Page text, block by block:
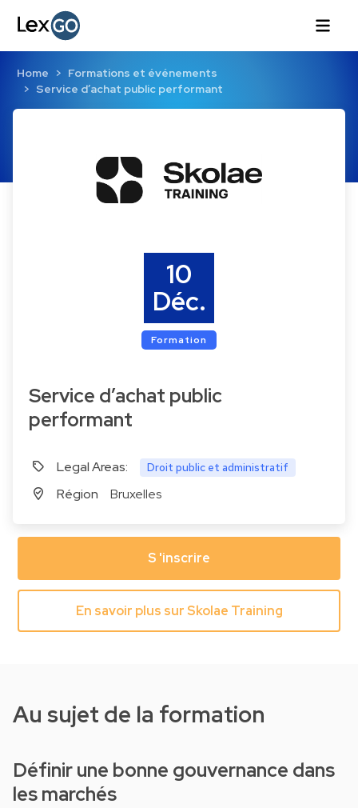
Home
Formations et événements
Service d’achat public performant
Service d’achat public
performant
Legal Areas: Droit public et administratif
Région Bruxelles
10
Déc.
Formation
S 'inscrire
En savoir plus sur Skolae Training
Au sujet de la formation
Définir une bonne gouvernance dans
les marchés